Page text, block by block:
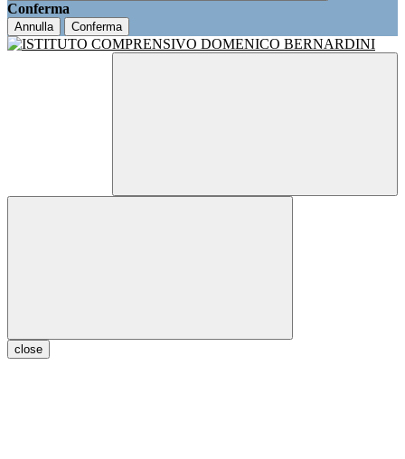
Conferma
Annulla Conferma
close